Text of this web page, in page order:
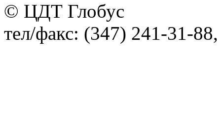
© ЦДТ Глобус
тел/факс: (347) 241-31-